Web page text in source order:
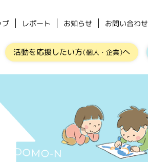
プ レポート お知らせ お問い合わせ
活動を応援したい方（個人・企業）へ